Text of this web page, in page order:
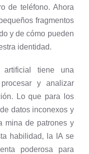
de teléfono. Ahora
fragmentos
y de cómo pueden
identidad.
tiene una
y analizar
Lo que para los
datos inconexos y
mina de patrones y
habilidad, la IA se
poderosa para